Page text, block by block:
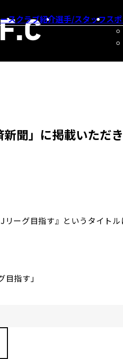
スクラブ紹介選手/スタッフス
新聞」に掲載いただ
ーグ目指す』というタイトル
指す」